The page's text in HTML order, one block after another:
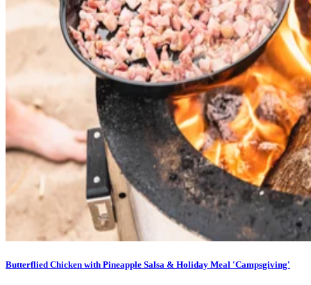
Butterflied Chicken with Pineapple Salsa & Holiday Meal 'Campsgiving'